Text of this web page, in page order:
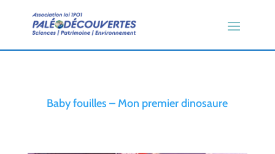
Baby fouilles – Mon premier dinosaure